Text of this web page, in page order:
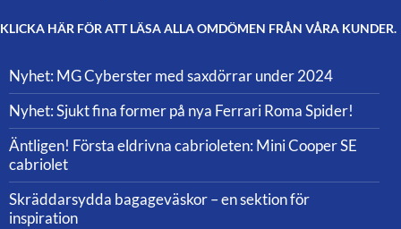
KLICKA HÄR FÖR ATT LÄSA ALLA OMDÖMEN FRÅN VÅRA KUNDER.
Nyhet: MG Cyberster med saxdörrar under 2024
Nyhet: Sjukt fina former på nya Ferrari Roma Spider!
Äntligen! Första eldrivna cabrioleten: Mini Cooper SE
cabriolet
Skräddarsydda bagageväskor – en sektion för
inspiration